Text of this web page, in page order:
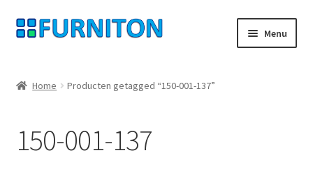
Ga
door
navigatie
Ga
naar
inhoud
Menu
Gegevensbescherming
Home Producten getagged “150-001-137”
150-001-137